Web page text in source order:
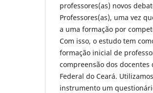
professores(as) novos
Professores(as), uma vez
a uma formação por
Com isso, o estudo tem
formação inicial de
compreensão dos docentes
Federal do Ceará.
instrumento um